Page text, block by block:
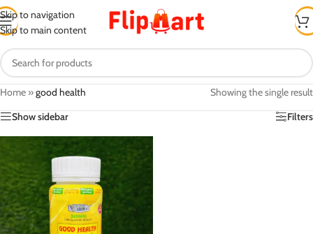
Skip to navigation
Skip to main content
Home »good health
Showing the single result
Show sidebar
Filters